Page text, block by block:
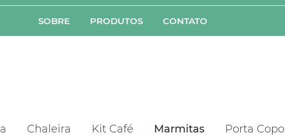
SOBRE PRODUTOS CONTATO
Chaleira Kit Café Marmitas Porta Copo